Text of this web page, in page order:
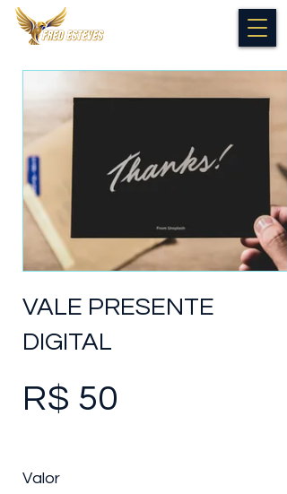
VALE PRESENTE
DIGITAL
R$ 50
Valor